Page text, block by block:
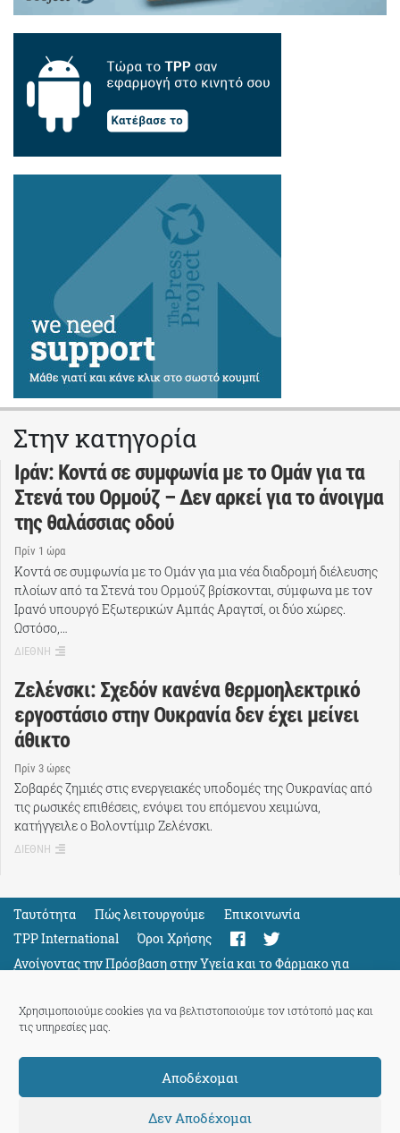
Χρησιμοποιούμε cookies για να βελτιστοποιούμε τον ιστότοπό μας και
τις υπηρεσίες μας.
Αποδέχομαι
Δεν Αποδέχομαι
Στην κατηγορία
Ιράν: Κοντά σε συμφωνία με το Ομάν για τα
Στενά του Ορμούζ – Δεν αρκεί για το άνοιγμα
της θαλάσσιας οδού
Πρίν 1 ώρα
Κοντά σε συμφωνία με το Ομάν για μια νέα διαδρομή διέλευσης
πλοίων από τα Στενά του Ορμούζ βρίσκονται, σύμφωνα με τον
Ιρανό υπουργό Εξωτερικών Αμπάς Αραγτσί, οι δύο χώρες.
Ωστόσο,…
ΔΙΕΘΝΗ
Ζελένσκι: Σχεδόν κανένα θερμοηλεκτρικό
εργοστάσιο στην Ουκρανία δεν έχει μείνει
άθικτο
Πρίν 3 ώρες
Σοβαρές ζημιές στις ενεργειακές υποδομές της Ουκρανίας από
τις ρωσικές επιθέσεις, ενόψει του επόμενου χειμώνα,
κατήγγειλε ο Βολοντίμιρ Ζελένσκι.
ΔΙΕΘΝΗ
Ταυτότητα Πώς λειτουργούμε
Eπικοινωνία
TPP International
Όροι Χρήσης
Ανοίγοντας την Πρόσβαση στην Υγεία και το Φάρμακο για
Όλους
Support
ThePressProject
powered by our community members